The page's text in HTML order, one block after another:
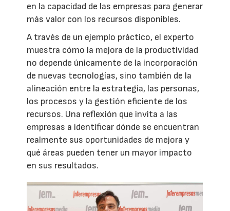
en la capacidad de las empresas para generar
más valor con los recursos disponibles.
A través de un ejemplo práctico, el experto
muestra cómo la mejora de la productividad
no depende únicamente de la incorporación
de nuevas tecnologías, sino también de la
alineación entre la estrategia, las personas,
los procesos y la gestión eficiente de los
recursos. Una reflexión que invita a las
empresas a identificar dónde se encuentran
realmente sus oportunidades de mejora y
qué áreas pueden tener un mayor impacto
en sus resultados.